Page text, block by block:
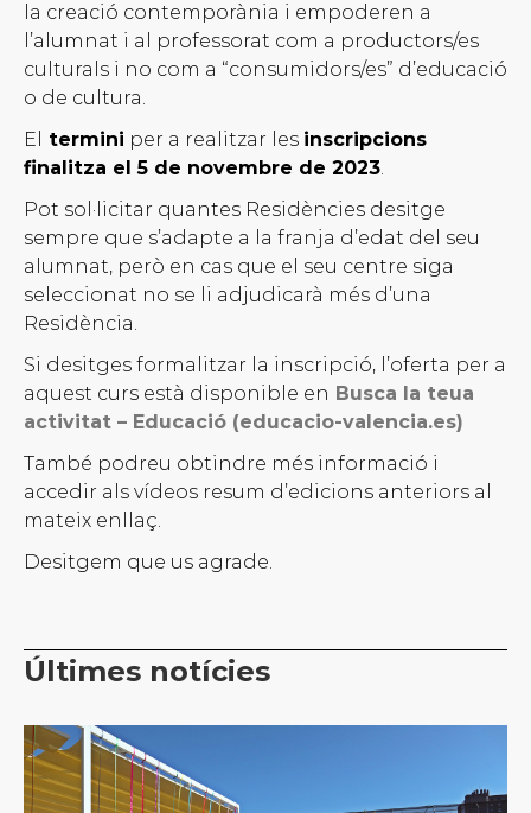
la creació contemporània i empoderen a
l’alumnat i al professorat com a productors/es
culturals i no com a “consumidors/es” d’educació
o de cultura.
El
termini per a realitzar les inscripcions
finalitza el 5 de novembre de 2023.
Pot sol·licitar quantes Residències desitge
sempre que s’adapte a la franja d’edat del seu
alumnat, però en cas que el seu centre siga
seleccionat no se li adjudicarà més d’una
Residència.
Si desitges formalitzar la inscripció, l’oferta per a
aquest curs està disponible en Busca la teua
activitat – Educació (educacio-valencia.es)
També podreu obtindre més informació i
accedir als vídeos resum d’edicions anteriors al
mateix enllaç.
Desitgem que us agrade.
Últimes notícies